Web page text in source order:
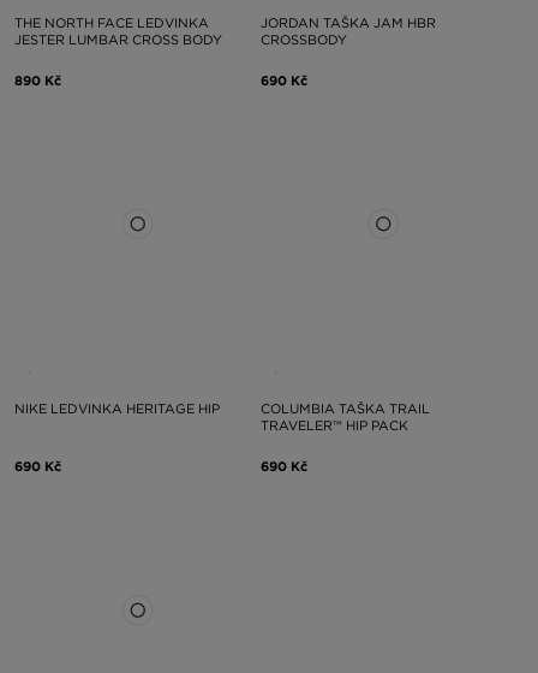
THE NORTH FACE LEDVINKA
JESTER LUMBAR CROSS BODY
890 Kč
JORDAN TAŠKA JAM HBR
CROSSBODY
690 Kč
NIKE LEDVINKA HERITAGE HIP
690 Kč
COLUMBIA TAŠKA TRAIL
TRAVELER™ HIP PACK
690 Kč